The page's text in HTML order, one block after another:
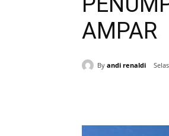
AMPAR
By andi renaldi